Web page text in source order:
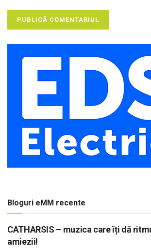
Bloguri eMM recente
CATHARSIS – muzica care îți dă
amiezii!